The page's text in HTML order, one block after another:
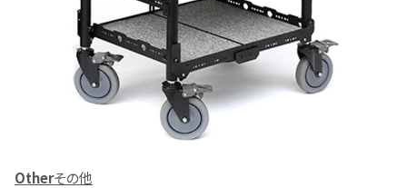
Otherその他